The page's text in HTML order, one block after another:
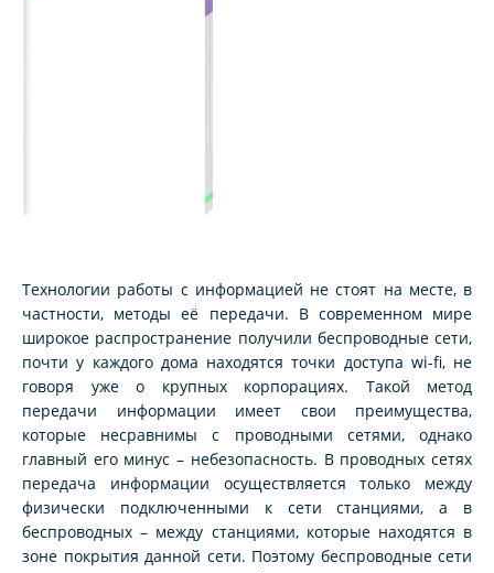
Технологии работы с информацией не стоят на месте, в
частности, методы её передачи. В современном мире
широкое распространение получили беспроводные сети,
почти у каждого дома находятся точки доступа wi-fi, не
говоря уже о крупных корпорациях. Такой метод
передачи информации имеет свои преимущества,
которые несравнимы с проводными сетями, однако
главный его минус – небезопасность. В проводных сетях
передача информации осуществляется только между
физически подключенными к сети станциями, а в
беспроводных – между станциями, которые находятся в
зоне покрытия данной сети. Поэтому беспроводные сети